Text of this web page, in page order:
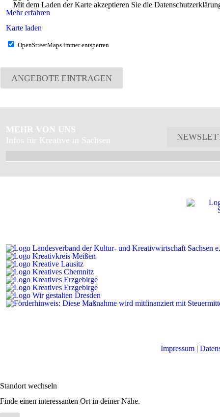
Mit dem Laden der Karte akzeptieren Sie die
Mehr erfahren
Karte laden
OpenStreetMaps immer entsperren
ANGEBOTE EINTRAGEN
MEHR VON UNS
Infos für Kreative in Sachsen
Impressum |
Standort wechseln
Finde einen interessanten Ort in deiner Nähe.